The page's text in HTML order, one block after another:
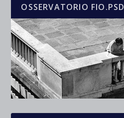
OSSERVATORIO FIO.PSD